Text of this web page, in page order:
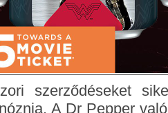
szerződéseket
A Dr Pepper